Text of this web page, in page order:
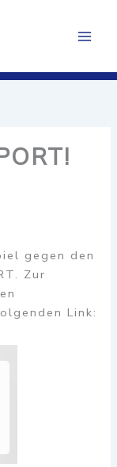
gegen den
Zur
Link: